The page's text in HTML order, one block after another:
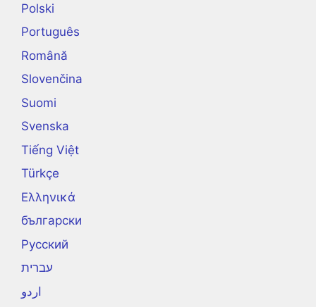
Polski
Português
Română
Slovenčina
Suomi
Svenska
Tiếng Việt
Türkçe
Ελληνικά
български
Русский
עברית
اردو